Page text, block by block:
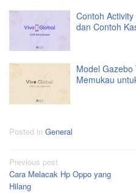
Contoh
dan Contoh
Model
Memukau
Posted in General
Post
navigation
Previous post
Cara Melacak Hp Oppo yang
Hilang